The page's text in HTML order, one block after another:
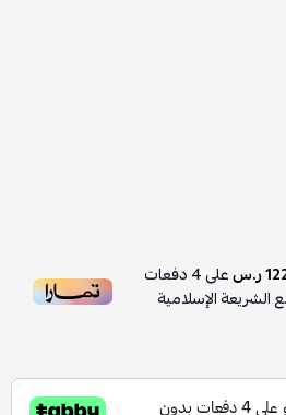
ر.س على4دفعات
الشريعة الإسلامية